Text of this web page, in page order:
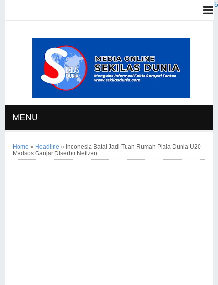
MENU
Home » Headline » Indonesia Batal Jadi Tuan Rumah Piala Dunia U20
Medsos Ganjar Diserbu Netizen